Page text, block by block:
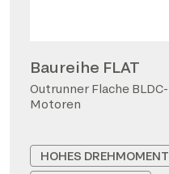
Baureihe FLAT
Outrunner Flache BLDC-
Motoren
HOHES DREHMOMENT